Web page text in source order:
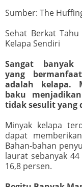
Sumber: The
Sehat Berkat Tahu
Kelapa Sendiri
Sangat
yang
adalah kelapa.
baku
tidak sesulit yang
Minyak kelapa
dapat
Bahan-bahan
laurat sebanyak
16,8 persen.